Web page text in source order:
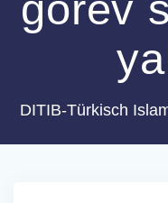
DITIB-Türkisch